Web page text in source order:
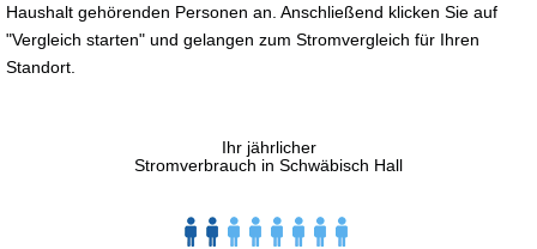
Haushalt gehörenden Personen an. Anschließend klicken Sie auf
"Vergleich starten" und gelangen zum Stromvergleich für Ihren
Standort.
Ihr jährlicher
Stromverbrauch in Schwäbisch Hall